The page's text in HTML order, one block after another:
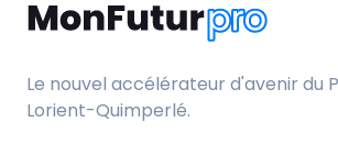
Le nouvel accélérateur d'avenir du
Lorient-Quimperlé.